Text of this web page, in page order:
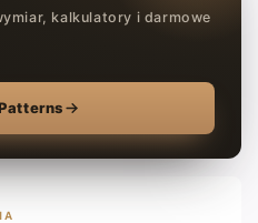
kalkulatory i darmowe